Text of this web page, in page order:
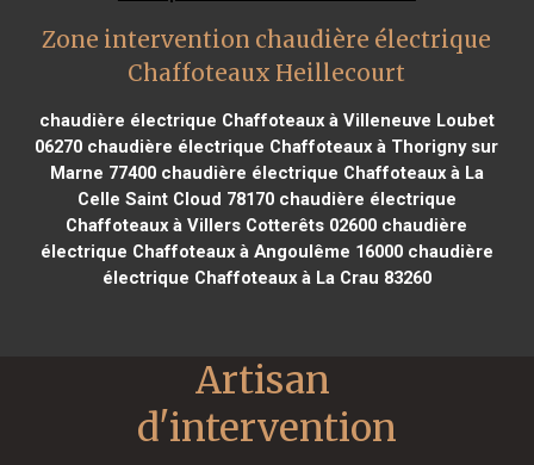
Zone intervention chaudière électrique
Chaffoteaux Heillecourt
chaudière électrique Chaffoteaux à Villeneuve Loubet
06270 chaudière électrique Chaffoteaux à Thorigny sur
Marne 77400chaudière électrique Chaffoteaux à La
Celle Saint Cloud 78170chaudière électrique
Chaffoteaux à Villers Cotterêts 02600 chaudière
électrique Chaffoteaux à Angoulême 16000chaudière
électrique Chaffoteaux à La Crau 83260
Artisan
d'intervention